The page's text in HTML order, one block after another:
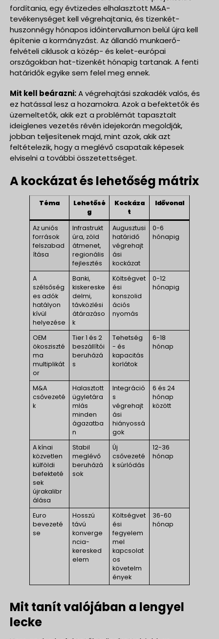
fordítania, egy évtizedes elhalasztott M&A-
tevékenységet kell végrehajtania, és tizenkét-
huszonnégy hónapos időintervallumon belül újra kell
építenie a kormányzást. Az állandó munkaerő-
felvételi ciklusok a közép- és kelet-európai
országokban hat-tizenkét hónapig tartanak. A fenti
határidők egyike sem felel meg ennek.
Mit kell beárazni:A végrehajtási szakadék valós, és
ez hatással lesz a hozamokra. Azok a befektetők és
üzemeltetők, akik ezt a problémát tapasztalt
ideiglenes vezetés révén idejekorán megoldják,
jobban teljesítenek majd, mint azok, akik azt
feltételezik, hogy a meglévő csapataik képesek
elviselni a további összetettséget.
A kockázat és lehetőség mátrix
Téma
Lehetősé
g
Kockáza
t
Idővonal
Az uniós
források
felszabad
ítása
Infrastrukt
úra, zöld
átmenet,
regionális
fejlesztés
Augusztusi
határidő
végrehajt
ási
kockázat
0-6
hónapig
A
szélsőség
es adók
hatályon
kívül
helyezése
Banki,
kiskereske
delmi,
távközlési
átárazáso
k
Költségvet
ési
konszolid
ációs
nyomás
0-12
hónapig
OEM
ökosziszté
ma
multiplikát
or
Tier 1 és 2
beszállítói
beruházá
s
Tehetség
- és
kapacitás
korlátok
6-18
hónap
M&A
csővezeté
k
Halasztott
ügyletára
mlás
minden
ágazatba
n
Integráció
s
végrehajt
ási
hiányossá
gok
6 és 24
hónap
között
A kínai
közvetlen
külföldi
befekteté
sek
újrakalibr
álása
Stabil
meglévő
beruházá
sok
Új
csővezeté
k súrlódás
12-36
hónap
Euro
bevezeté
se
Hosszú
távú
konverge
ncia-
keresked
elem
Költségvet
ési
fegyelem
mel
kapcsolat
os
követelm
ények
36-60
hónap
Mit tanít valójában a lengyel
lecke